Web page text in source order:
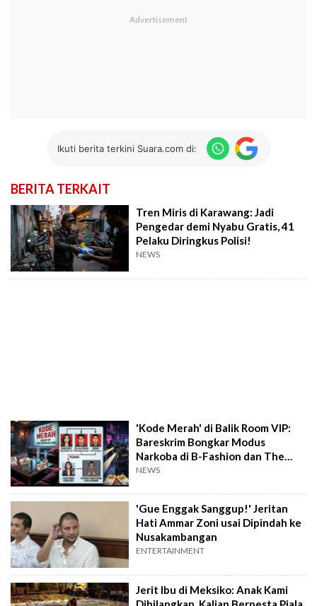
Ikuti berita terkini Suara.com di:
BERITA TERKAIT
Tren Miris di Karawang: Jadi
Pengedar demi Nyabu Gratis, 41
Pelaku Diringkus Polisi!
NEWS
'Kode Merah' di Balik Room VIP:
Bareskrim Bongkar Modus
Narkoba di B-Fashion dan The
Seven Jakbar
NEWS
'Gue Enggak Sanggup!' Jeritan
Hati Ammar Zoni usai Dipindah ke
Nusakambangan
ENTERTAINMENT
Jerit Ibu di Meksiko: Anak Kami